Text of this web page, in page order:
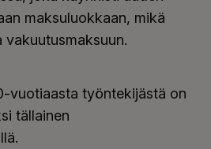
maksuluokkaan, mikä
vuotiaasta työntekijästä on
tällainen